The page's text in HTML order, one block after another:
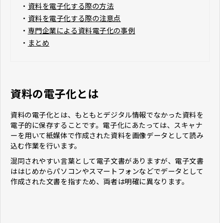
・ 資料を電子化する際の方法
・ 資料を電子化する際の注意点
・ 専門企業による資料電子化の事例
・ まとめ
資料の電子化とは
資料の電子化とは、もともとデジタル情報でなかった資料を
電子的に保存することです。電子化にあたっては、スキャナ
ーを用いて紙媒体で作成された資料を画像データとして読み
込む作業を行います。
混同されやすい言葉として電子文書がありますが、電子文書
ははじめからパソコンやスマートフォンなどでデータとして
作成された文書を指すため、両者は明確に異なります。